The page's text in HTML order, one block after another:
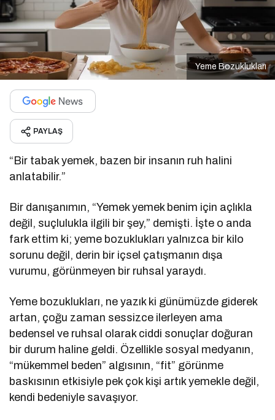
Yeme Bozuklukları
PAYLAŞ
“Bir tabak yemek, bazen bir insanın ruh halini
anlatabilir.”
Bir danışanımın, “Yemek yemek benim için açlıkla
değil, suçlulukla ilgili bir şey,” demişti. İşte o anda
fark ettim ki; yeme bozuklukları yalnızca bir kilo
sorunu değil, derin bir içsel çatışmanın dışa
vurumu, görünmeyen bir ruhsal yaraydı.
Yeme bozuklukları, ne yazık ki günümüzde giderek
artan, çoğu zaman sessizce ilerleyen ama
bedensel ve ruhsal olarak ciddi sonuçlar doğuran
bir durum haline geldi. Özellikle sosyal medyanın,
“mükemmel beden” algısının, “fit” görünme
baskısının etkisiyle pek çok kişi artık yemekle değil,
kendi bedeniyle savaşıyor.